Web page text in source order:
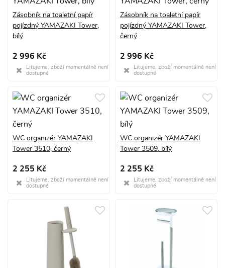
Zásobník na toaletní papír
pojízdný YAMAZAKI Tower,
bílý
2 996 Kč
Litujeme, zboží momentálně není
dostupné
Zásobník na toaletní papír
pojízdný YAMAZAKI Tower,
černý
2 996 Kč
Litujeme, zboží momentálně není
dostupné
WC organizér YAMAZAKI
Tower 3510, černý
2 255 Kč
Litujeme, zboží momentálně není
dostupné
WC organizér YAMAZAKI
Tower 3509, bílý
2 255 Kč
Litujeme, zboží momentálně není
dostupné